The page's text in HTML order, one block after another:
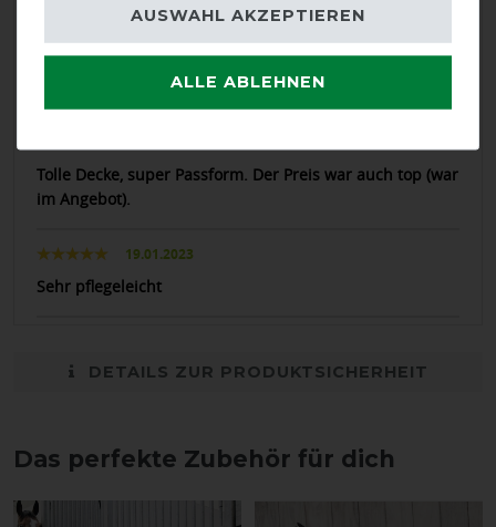
08.03.2024
highly recommended
Tolle Decke, super Passform. Der Preis war auch top (war
im Angebot).
19.01.2023
Sehr pflegeleicht
DETAILS ZUR PRODUKTSICHERHEIT
Das perfekte Zubehör für dich
ALLE ABLEHNEN
AUSWAHL AKZEPTIEREN